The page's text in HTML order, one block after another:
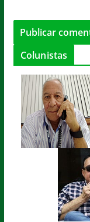
Colunistas